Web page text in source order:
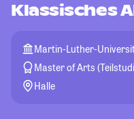
Klassisches
Martin-Luther-
Master of Arts
Halle